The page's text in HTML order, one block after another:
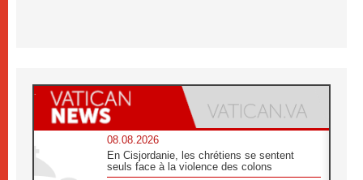
08.08.2026
En Cisjordanie, les chrétiens se sentent
seuls face à la violence des colons